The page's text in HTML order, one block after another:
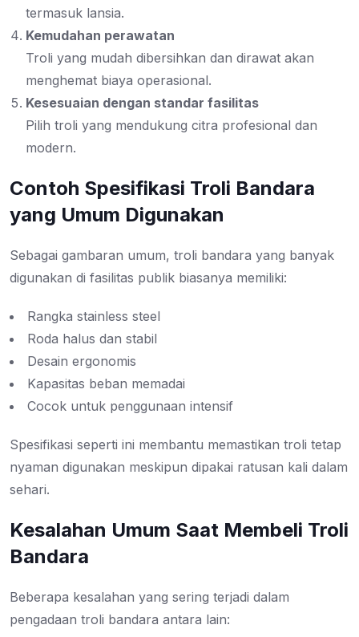
termasuk lansia.
Kemudahan perawatan
Troli yang mudah dibersihkan dan dirawat akan
menghemat biaya operasional.
Kesesuaian dengan standar fasilitas
Pilih troli yang mendukung citra profesional dan
modern.
Contoh Spesifikasi Troli Bandara
yang Umum Digunakan
Sebagai gambaran umum, troli bandara yang banyak
digunakan di fasilitas publik biasanya memiliki:
Rangka stainless steel
Roda halus dan stabil
Desain ergonomis
Kapasitas beban memadai
Cocok untuk penggunaan intensif
Spesifikasi seperti ini membantu memastikan troli tetap
nyaman digunakan meskipun dipakai ratusan kali dalam
sehari.
Kesalahan Umum Saat Membeli Troli
Bandara
Beberapa kesalahan yang sering terjadi dalam
pengadaan troli bandara antara lain: